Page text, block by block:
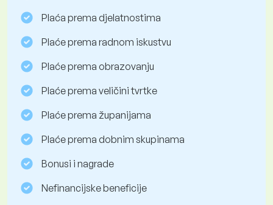
Plaća prema djelatnostima
Plaće prema radnom iskustvu
Plaće prema obrazovanju
Plaće prema veličini tvrtke
Plaće prema županijama
Plaće prema dobnim skupinama
Bonusi i nagrade
Nefinancijske beneficije